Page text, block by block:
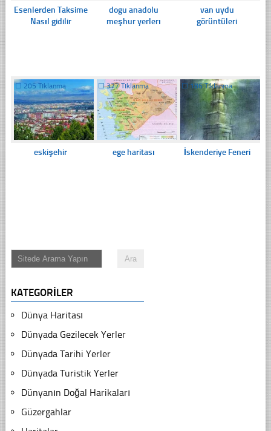
Esenlerden Taksime
Nasıl gidilir
dogu anadolu
meşhur yerlerı
van uydu
görüntüleri
☐ 205 Tıklanma
eskişehir
☐377 Tıklanma
ege haritası
☐ 186 Tıklanma
İskenderiye Feneri
KATEGORILER
Dünya Haritası
Dünyada Gezilecek Yerler
Dünyada Tarihi Yerler
Dünyada Turistik Yerler
Dünyanın Doğal Harikaları
Güzergahlar